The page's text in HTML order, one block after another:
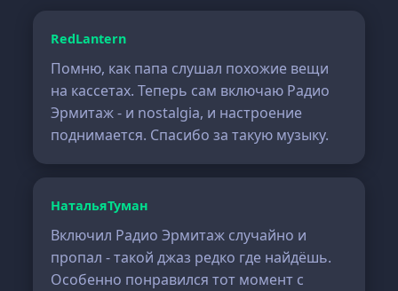
RedLantern
Помню, как папа слушал похожие вещи
на кассетах. Теперь сам включаю Радио
Эрмитаж - и nostalgia, и настроение
поднимается. Спасибо за такую музыку.
НатальяТуман
Включил Радио Эрмитаж случайно и
пропал - такой джаз редко где найдёшь.
Особенно понравился тот момент с